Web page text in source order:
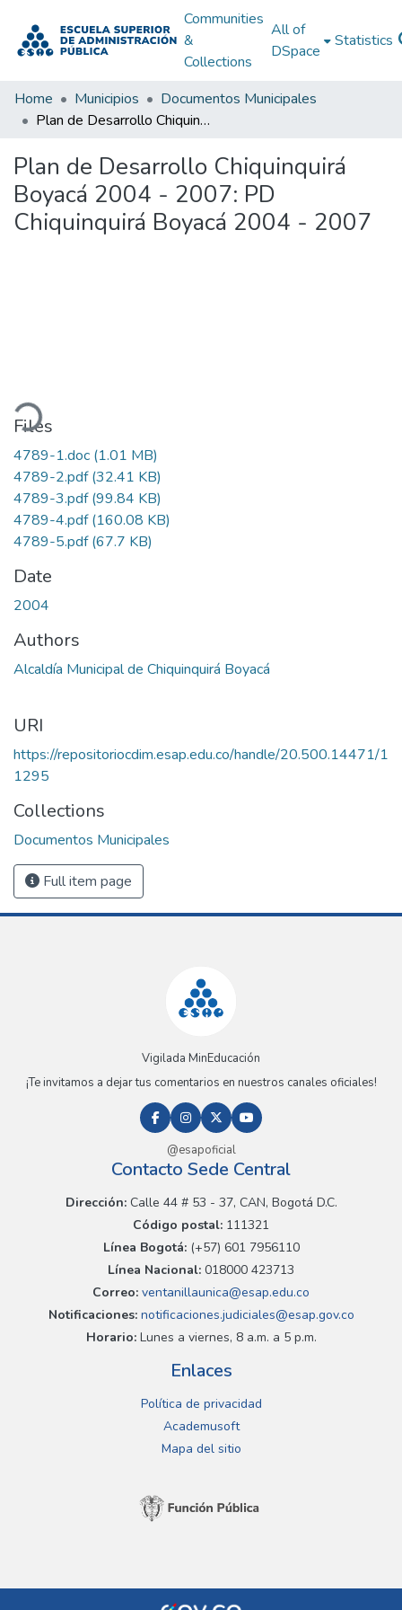
Communities
&
Collections
All of
DSpace
Statistics
Home Municipios
Documentos Municipales
Plan de Desarrollo Chiquinquirá Boyacá 2004 - 2007: PD Chiquinquirá Boyacá 2004 - 2007
Plan de Desarrollo Chiquinquirá
Boyacá 2004 - 2007: PD
Chiquinquirá Boyacá 2004 - 2007
Files
4789-1.doc (1.01 MB)
4789-2.pdf(32.41 KB)
4789-3.pdf(99.84 KB)
4789-4.pdf(160.08 KB)
4789-5.pdf(67.7 KB)
Date
2004
Authors
Alcaldía Municipal de Chiquinquirá Boyacá
URI
https://repositoriocdim.esap.edu.co/handle/20.500.14471/1
1295
Collections
Documentos Municipales
Full item page
Vigilada MinEducación
¡Te invitamos a dejar tus comentarios en nuestros canales oficiales!
@esapoficial
Contacto Sede Central
Dirección:Calle 44 # 53 - 37, CAN, Bogotá D.C.
Código postal: 111321
Línea Bogotá:(+57) 601 7956110
Línea Nacional: 018000 423713
Correo: ventanillaunica@esap.edu.co
Notificaciones:notificaciones.judiciales@esap.gov.co
Horario:Lunes a viernes, 8 a.m. a 5 p.m.
Enlaces
Política de privacidad
Academusoft
Mapa del sitio